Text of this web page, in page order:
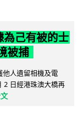
為己有被的士
被捕
他人遺留相機及電
2 日經港珠澳大橋再